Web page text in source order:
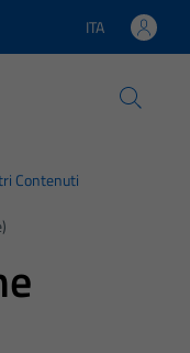
Lingua attiva:
ITA
Contenuti